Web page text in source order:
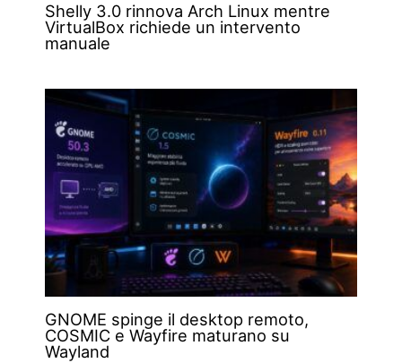
Shelly 3.0 rinnova Arch Linux mentre
VirtualBox richiede un intervento
manuale
GNOME spinge il desktop remoto,
COSMIC e Wayfire maturano su
Wayland